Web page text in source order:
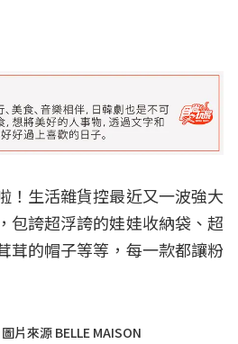
！生活雜貨控最近又一波強大
包誇超浮誇的娃娃收納袋、超
茸的帽子等等，每一款都讓粉
片來源 BELLE MAISON